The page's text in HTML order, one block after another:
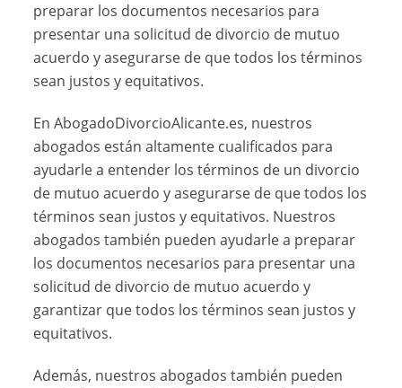
preparar los documentos necesarios para
presentar una solicitud de divorcio de mutuo
acuerdo y asegurarse de que todos los términos
sean justos y equitativos.
En AbogadoDivorcioAlicante.es, nuestros
abogados están altamente cualificados para
ayudarle a entender los términos de un divorcio
de mutuo acuerdo y asegurarse de que todos los
términos sean justos y equitativos. Nuestros
abogados también pueden ayudarle a preparar
los documentos necesarios para presentar una
solicitud de divorcio de mutuo acuerdo y
garantizar que todos los términos sean justos y
equitativos.
Además, nuestros abogados también pueden